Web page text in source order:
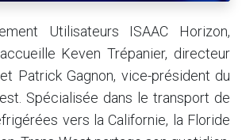
Utilisateurs ISAAC Horizon,
Keven Trépanier, directeur
Patrick Gagnon, vice-président du
Spécialisée dans le transport de
vers la Californie, la Floride